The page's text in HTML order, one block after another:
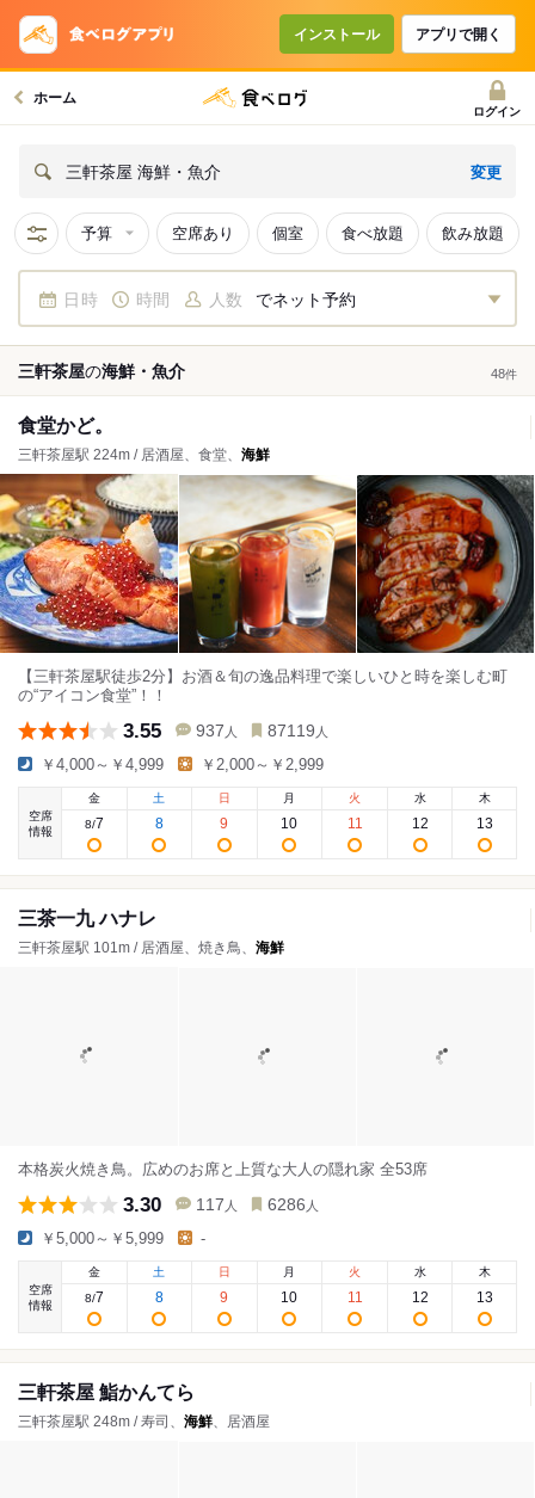
インストール アプリで開く
ホーム
ログイン
三軒茶屋 海鮮・魚介 変更
予算 空席あり 個室 食べ放題 飲み放題
日時 時間 人数 でネット予約
三軒茶屋の海鮮・魚介 48件
食堂かど。
三軒茶屋駅 224m / 居酒屋、食堂、 海鮮
【三軒茶屋駅徒歩2分】お酒＆旬の逸品料理で楽しいひと時を楽しむ町
の“アイコン食堂”！！
3.55 937 人 87119 人
￥4,000～￥4,999 ￥2,000～￥2,999
空席
情報
金
8/7
土
8
日
9
月
10
火
11
水
12
木
13
三茶一九 ハナレ
三軒茶屋駅 101m / 居酒屋、焼き鳥、 海鮮
本格炭火焼き鳥。広めのお席と上質な大人の隠れ家 全53席
3.30 117 人 6286 人
￥5,000～￥5,999 -
空席
情報
金
8/7
土
8
日
9
月
10
火
11
水
12
木
13
三軒茶屋 鮨かんてら
三軒茶屋駅 248m / 寿司、 海鮮、居酒屋